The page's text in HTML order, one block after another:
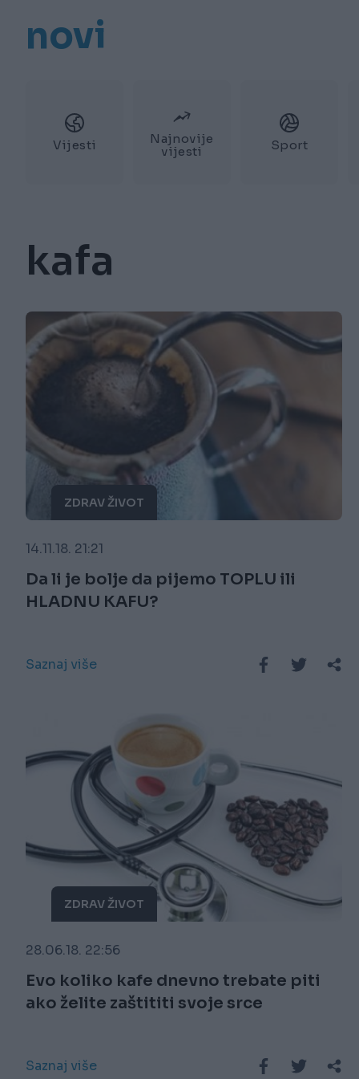
novi
Vijesti
Najnovije
vijesti
Sport
kafa
ZDRAV ŽIVOT
14.11.18. 21:21
Da li je bolje da pijemo TOPLU ili
HLADNU KAFU?
Saznaj više
ZDRAV ŽIVOT
28.06.18. 22:56
Evo koliko kafe dnevno trebate piti
ako želite zaštititi svoje srce
Saznaj više